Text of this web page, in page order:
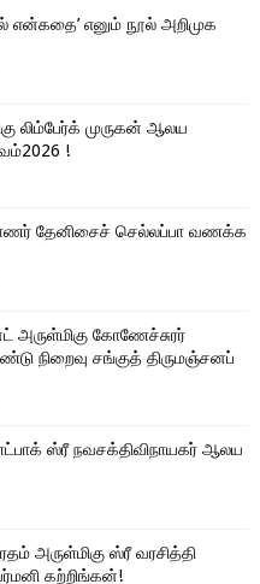
என்கதை’ எனும் நூல் அறிமுக
லிம்பேர்க் முருகன் ஆலய
!
தேனிசைச் செல்லப்பா வணக்க
கோணேச்சுரர்
நிறைவு சங்குத் திருமஞ்சனப்
ஸ்ரீ நவசக்திவிநாயகர் ஆலய
அருள்மிகு ஸ்ரீ வரசித்தி
கற்றிங்கன்!